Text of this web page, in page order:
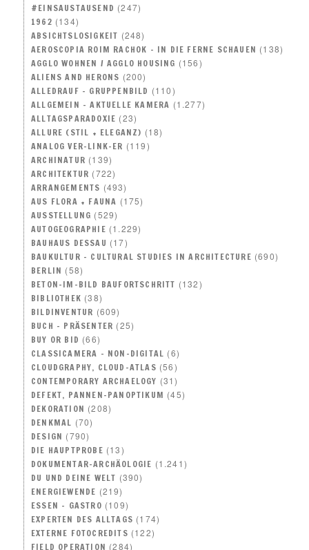
#EINSAUSTAUSEND (247)
1962 (134)
ABSICHTSLOSIGKEIT (248)
AEROSCOPIA ROIM RACHOK – IN DIE FERNE SCHAUEN (138)
AGGLO WOHNEN / AGGLO HOUSING (156)
ALIENS AND HERONS (200)
ALLEDRAUF – GRUPPENBILD (110)
ALLGEMEIN – AKTUELLE KAMERA (1.277)
ALLTAGSPARADOXIE (23)
ALLURE (STIL + ELEGANZ) (18)
ANALOG VER-LINK-ER (119)
ARCHINATUR (139)
ARCHITEKTUR (722)
ARRANGEMENTS (493)
AUS FLORA + FAUNA (175)
AUSSTELLUNG (529)
AUTOGEOGRAPHIE (1.229)
BAUHAUS DESSAU (17)
BAUKULTUR – CULTURAL STUDIES IN ARCHITECTURE (690)
BERLIN (58)
BETON-IM-BILD BAUFORTSCHRITT (132)
BIBLIOTHEK (38)
BILDINVENTUR (609)
BUCH – PRÄSENTER (25)
BUY OR BID (66)
CLASSICAMERA – NON-DIGITAL (6)
CLOUDGRAPHY, CLOUD-ATLAS (56)
CONTEMPORARY ARCHAELOGY (31)
DEFEKT, PANNEN-PANOPTIKUM (45)
DEKORATION (208)
DENKMAL (70)
DESIGN (790)
DIE HAUPTPROBE (13)
DOKUMENTAR-ARCHÄOLOGIE (1.241)
DU UND DEINE WELT (390)
ENERGIEWENDE (219)
ESSEN – GASTRO (109)
EXPERTEN DES ALLTAGS (174)
EXTERNE FOTOCREDITS (122)
FIELD OPERATION (284)